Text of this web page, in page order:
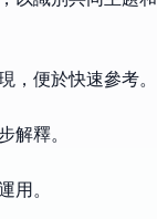
便於快速參考。
釋。
。